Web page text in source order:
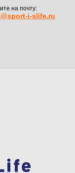
на почту:
i-slife.ru